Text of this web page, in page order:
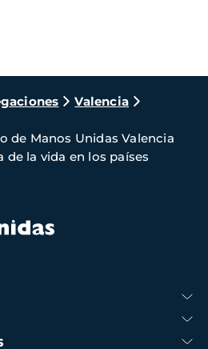
Valencia
de Manos Unidas Valencia
de la vida en los países